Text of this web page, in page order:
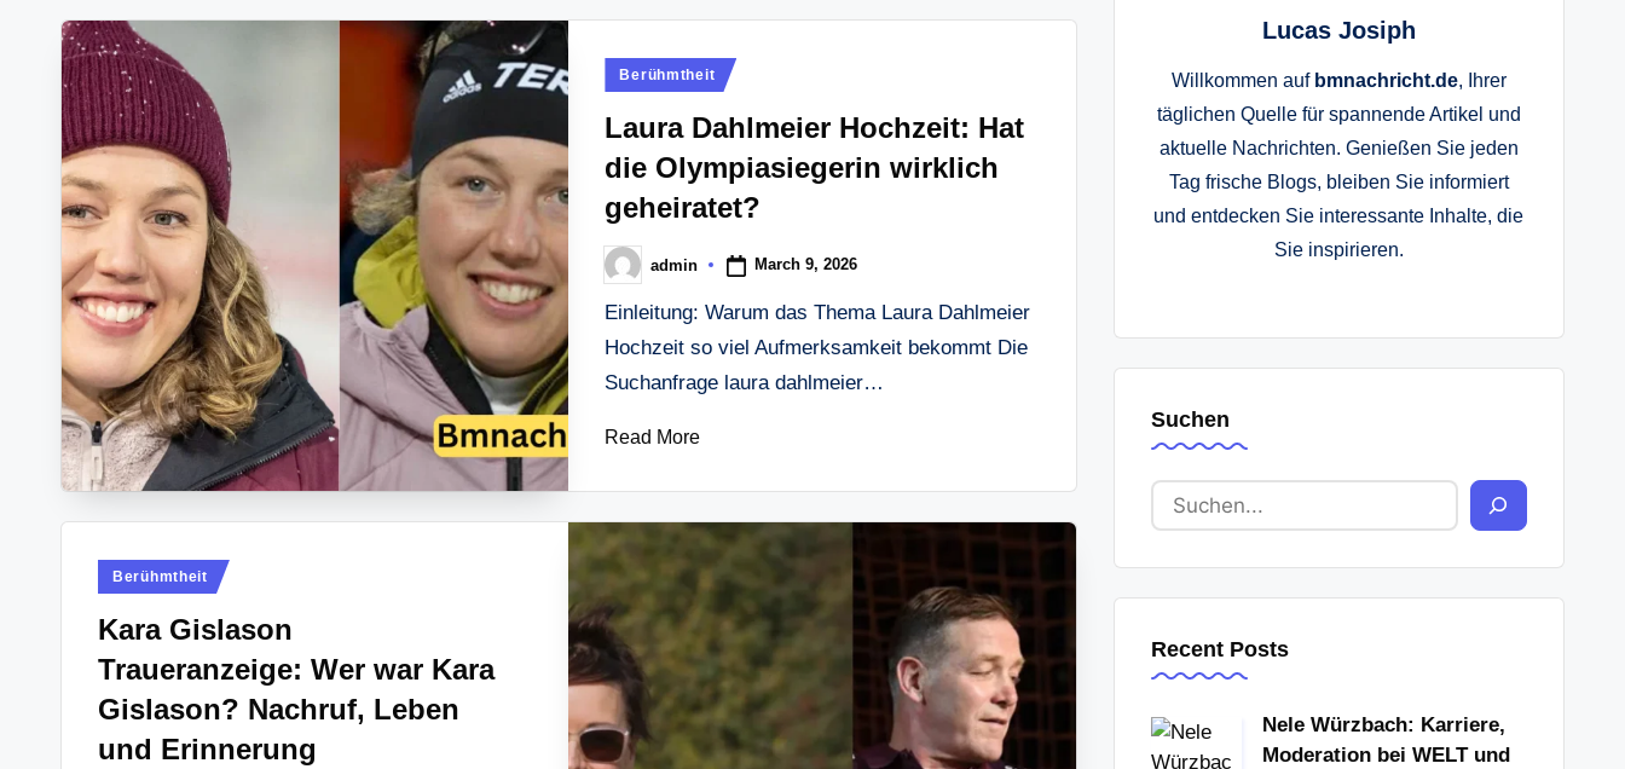
Posted
Berühmtheit
Laura Dahlmeier Hochzeit: Hat
die Olympiasiegerin wirklich
geheiratet?
Posted
by
admin March 9, 2026
Einleitung: Warum das Thema Laura Dahlmeier
Hochzeit so viel Aufmerksamkeit bekommt Die
Suchanfrage laura dahlmeier…
Read More
Posted
Berühmtheit
Kara Gislason
Traueranzeige: Wer war Kara
Gislason? Nachruf, Leben
und Erinnerung
Lucas Josiph
Willkommen auf bmnachricht.de, Ihrer
täglichen Quelle für spannende Artikel und
aktuelle Nachrichten. Genießen Sie jeden
Tag frische Blogs, bleiben Sie informiert
und entdecken Sie interessante Inhalte, die
Sie inspirieren.
Suchen
Recent Posts
Nele Würzbach: Karriere,
Moderation bei WELT und